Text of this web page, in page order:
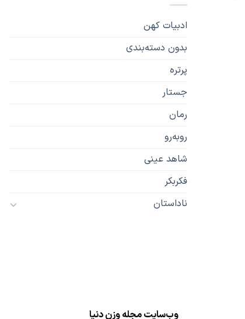
ادبیات کهن
بدون دسته‌بندی
پرتره
جستار
رمان
رو‌به‌رو
شاهد عینی
فکربکر
ناداستان
وب‌سایت مجله وزن دنیا